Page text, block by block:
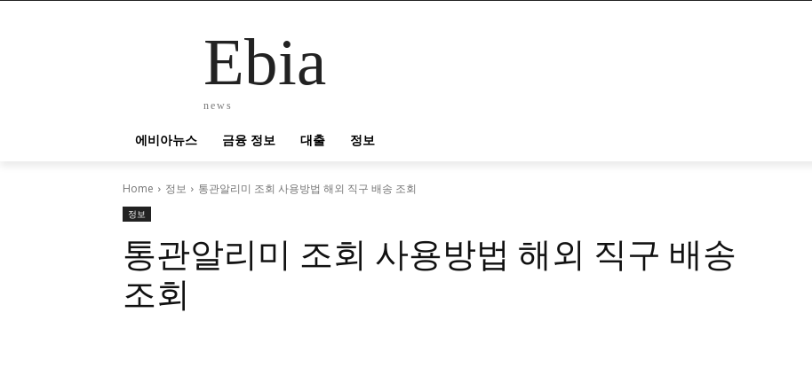
Ebia
news
에비아뉴스 금융 정보 대출 정보
Home 정보 통관알리미 조회 사용방법 해외 직구 배송 조회
정보
통관알리미 조회 사용방법 해외 직구 배송
조회